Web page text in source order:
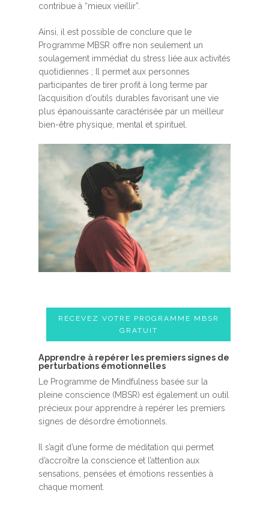
contribue à “mieux vieillir”.
Ainsi, il est possible de conclure que le
Programme MBSR offre non seulement un
soulagement immédiat du stress liée aux activités
quotidiennes ; Il permet aux personnes
participantes de tirer profit à long terme par
l’acquisition d’outils durables favorisant une vie
plus épanouissante caractérisée par un meilleur
bien-être physique, mental et spirituel.
RECEVEZ VOTRE PROGRAMME MBSR
GRATUIT
A​pprendre à repérer les premiers signes de
perturbations émotionnelles
Le Programme de Mindfulness basée sur la
pleine conscience (MBSR) est également un outil
précieux pour apprendre à repérer les premiers
signes de désordre émotionnels.
Il s’agit d’une forme de méditation qui permet
d’accroître la conscience et l’attention aux
sensations, pensées et émotions ressenties à
chaque moment.